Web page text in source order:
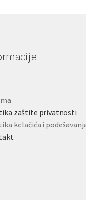
zaštite privatnosti
kolačića i